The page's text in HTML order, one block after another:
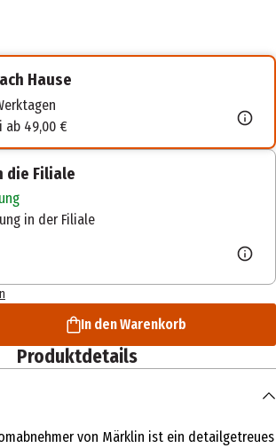
Hause
ab 49,00 €
die Filiale
in der Filiale
In den Warenkorb
Produktdetails
von Märklin ist ein detailgetreues